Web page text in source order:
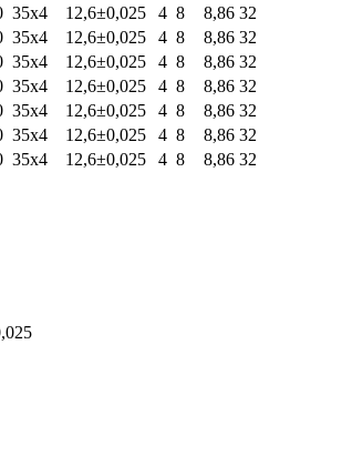
35х4 12,6±0,025 4 8 8,86 32
35х4 12,6±0,025 4 8 8,86 32
35х4 12,6±0,025 4 8 8,86 32
35х4 12,6±0,025 4 8 8,86 32
35х4 12,6±0,025 4 8 8,86 32
35х4 12,6±0,025 4 8 8,86 32
35х4 12,6±0,025 4 8 8,86 32